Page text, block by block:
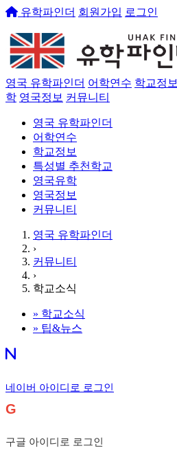
유학파인더 회원가입 로그인
영국 유학파인더 어학연수 학교정보
학 영국정보 커뮤니티
영국 유학파인더
어학연수
학교정보
특성별 추천학교
영국유학
영국정보
커뮤니티
영국 유학파인더
›
커뮤니티
›
학교소식
» 학교소식
» 팁&뉴스
네이버 아이디로 로그인
G
구글 아이디로 로그인